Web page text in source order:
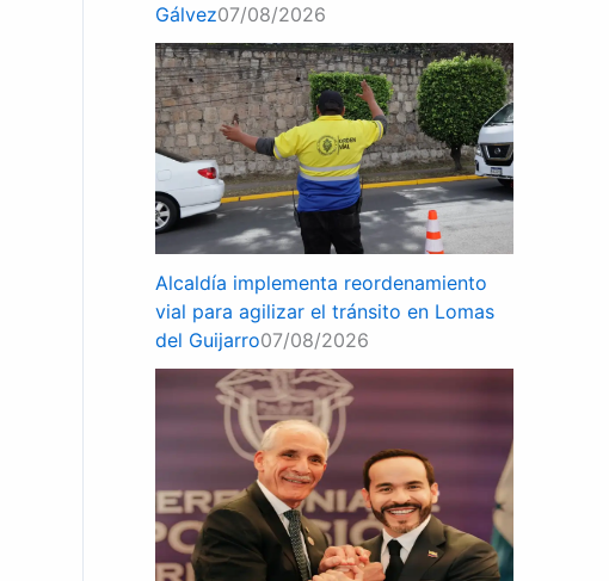
Gálvez07/08/2026
Alcaldía implementa reordenamiento
vial para agilizar el tránsito en Lomas
del Guijarro07/08/2026